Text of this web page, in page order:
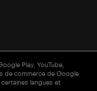
Play, YouTube,
de commerce de Google
langues et